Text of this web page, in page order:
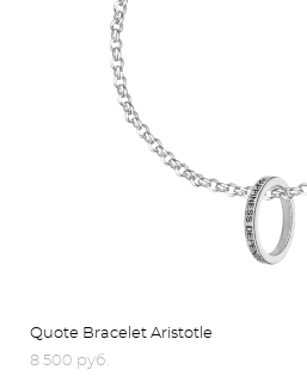
Quote Bracelet Aristotle
8 500 pуб.